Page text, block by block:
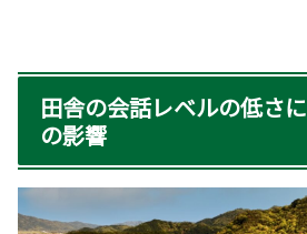
田舎の会話レベルの低さ
の影響